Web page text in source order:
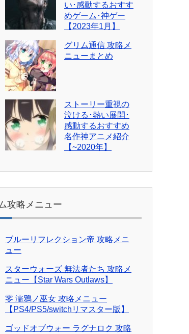
い･感動するおすす
めゲーム･神ゲー
【2023年1月】
グリム通信 攻略メ
ニューまとめ
ストーリー重視の
泣ける･熱い展開･
感動するおすすめ
名作神アニメ紹介
【~2020年】
攻略メニュー
ブルーリフレクション帝 攻略メニ
ュー
スターウォーズ 無法者たち 攻略メ
ニュー【Star Wars Outlaws】
零 濡鴉ノ巫女 攻略メニュー
【PS4/PS5/switchリマスター版】
ゴッドオブウォー ラグナロク 攻略